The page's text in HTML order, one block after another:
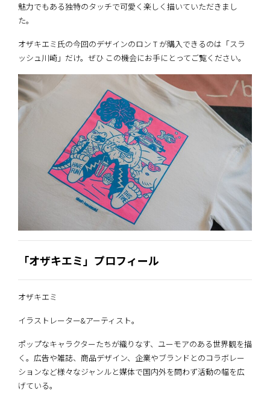
魅力でもある独特のタッチで可愛く楽しく描いていただきまし
た。
オザキエミ氏の今回のデザインのロン T が購入できるのは「スラ
ッシュ川崎」だけ。ぜひ この機会にお手にとってご覧ください。
「オザキエミ」プロフィール
オザキエミ
イラストレーター&アーティスト。
ポップなキャラクターたちが織りなす、ユーモアのある世界観を描
く。広告や雑誌、商品デザイン、企業やブランドとのコラボレー
ションなど様々なジャンルと媒体で国内外を問わず活動の幅を広
げている。